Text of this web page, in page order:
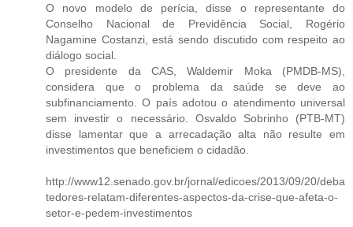
O novo modelo de perícia, disse o representante do
Conselho Nacional de Previdência Social, Rogério
Nagamine Costanzi, está sendo discutido com respeito ao
diálogo social.
O presidente da CAS, Waldemir Moka (PMDB-MS),
considera que o problema da saúde se deve ao
subfinanciamento. O país adotou o atendimento universal
sem investir o necessário. Osvaldo Sobrinho (PTB-MT)
disse lamentar que a arrecadação alta não resulte em
investimentos que beneficiem o cidadão.
http://www12.senado.gov.br/jornal/edicoes/2013/09/20/deba
tedores-relatam-diferentes-aspectos-da-crise-que-afeta-o-
setor-e-pedem-investimentos